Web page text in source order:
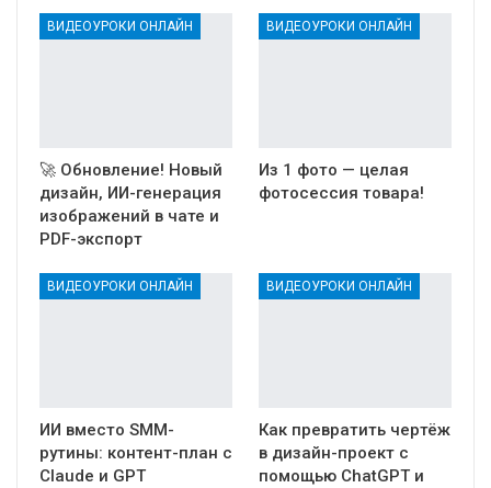
ВИДЕОУРОКИ ОНЛАЙН
🚀 Обновление! Новый
дизайн, ИИ-генерация
изображений в чате и
PDF-экспорт
ВИДЕОУРОКИ ОНЛАЙН
Из 1 фото — целая
фотосессия товара!
ВИДЕОУРОКИ ОНЛАЙН
ИИ вместо SMM-
рутины: контент-план с
Claude и GPT
ВИДЕОУРОКИ ОНЛАЙН
Как превратить чертёж
в дизайн-проект с
помощью ChatGPT и